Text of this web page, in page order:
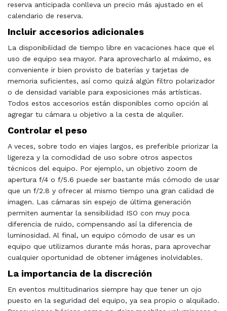
reserva anticipada conlleva un precio más ajustado en el
calendario de reserva.
Incluir accesorios adicionales
La disponibilidad de tiempo libre en vacaciones hace que el
uso de equipo sea mayor. Para aprovecharlo al máximo, es
conveniente ir bien provisto de baterías y tarjetas de
memoria suficientes, así como quizá algún filtro polarizador
o de densidad variable para exposiciones más artísticas.
Todos estos accesorios están disponibles como opción al
agregar tu cámara u objetivo a la cesta de alquiler.
Controlar el peso
A veces, sobre todo en viajes largos, es preferible priorizar la
ligereza y la comodidad de uso sobre otros aspectos
técnicos del equipo. Por ejemplo, un objetivo zoom de
apertura f/4 o f/5.6 puede ser bastante más cómodo de usar
que un f/2.8 y ofrecer al mismo tiempo una gran calidad de
imagen. Las cámaras sin espejo de última generación
permiten aumentar la sensibilidad ISO con muy poca
diferencia de ruido, compensando así la diferencia de
luminosidad. Al final, un equipo cómodo de usar es un
equipo que utilizamos durante más horas, para aprovechar
cualquier oportunidad de obtener imágenes inolvidables.
La importancia de la discreción
En eventos multitudinarios siempre hay que tener un ojo
puesto en la seguridad del equipo, ya sea propio o alquilado.